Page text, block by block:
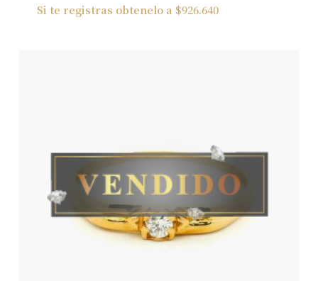
Si te registras obtenelo a $926.640